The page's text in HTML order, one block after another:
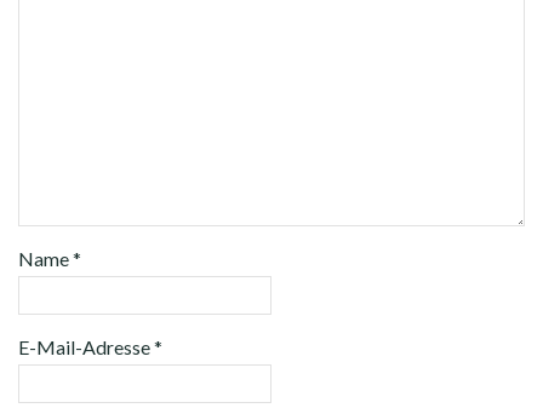
Name*
E-Mail-Adresse*